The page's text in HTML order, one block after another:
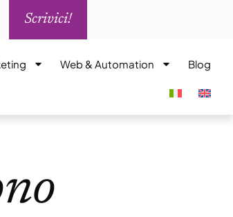
Scrivici!
Web & Automation Blog